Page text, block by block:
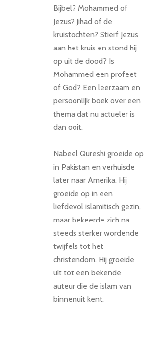
Bijbel? Mohammed of
Jezus? Jihad of de
kruistochten? Stierf Jezus
aan het kruis en stond hij
op uit de dood? Is
Mohammed een profeet
of God? Een leerzaam en
persoonlijk boek over een
thema dat nu actueler is
dan ooit.
Nabeel Qureshi groeide op
in Pakistan en verhuisde
later naar Amerika. Hij
groeide op in een
liefdevol islamitisch gezin,
maar bekeerde zich na
steeds sterker wordende
twijfels tot het
christendom. Hij groeide
uit tot een bekende
auteur die de islam van
binnenuit kent.